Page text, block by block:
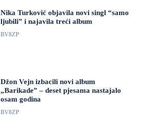
Nika Turković objavila novi singl “samo
ljubili” i najavila treći album
BV8ZP
Džon Vejn izbacili novi album
„Barikade” – deset pjesama nastajalo
osam godina
BV8ZP